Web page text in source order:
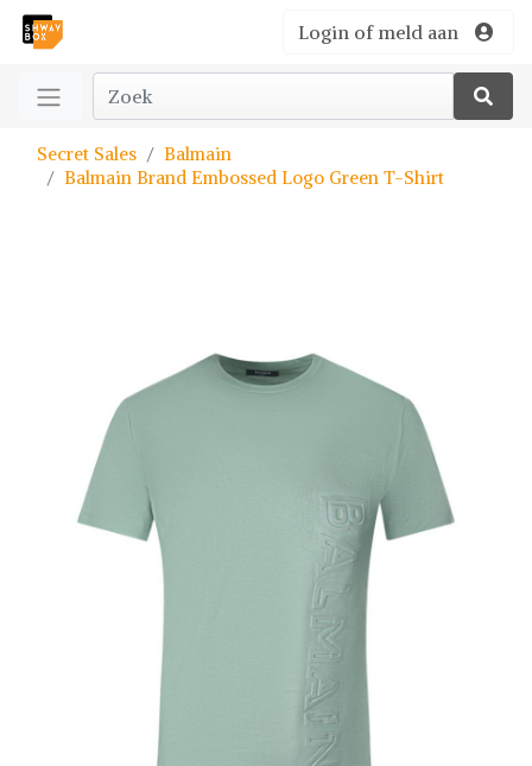
Login of meld aan
Secret Sales
Balmain
Balmain Brand Embossed Logo Green T-Shirt